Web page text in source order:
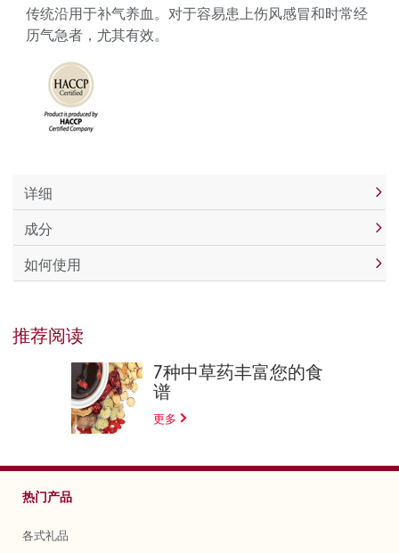
传统沿用于补气养血。对于容易患上伤风感冒和时常经
历气急者，尤其有效。
详细
成分
如何使用
推荐阅读
7种中草药丰富您的食
谱
更多
热门产品
各式礼品